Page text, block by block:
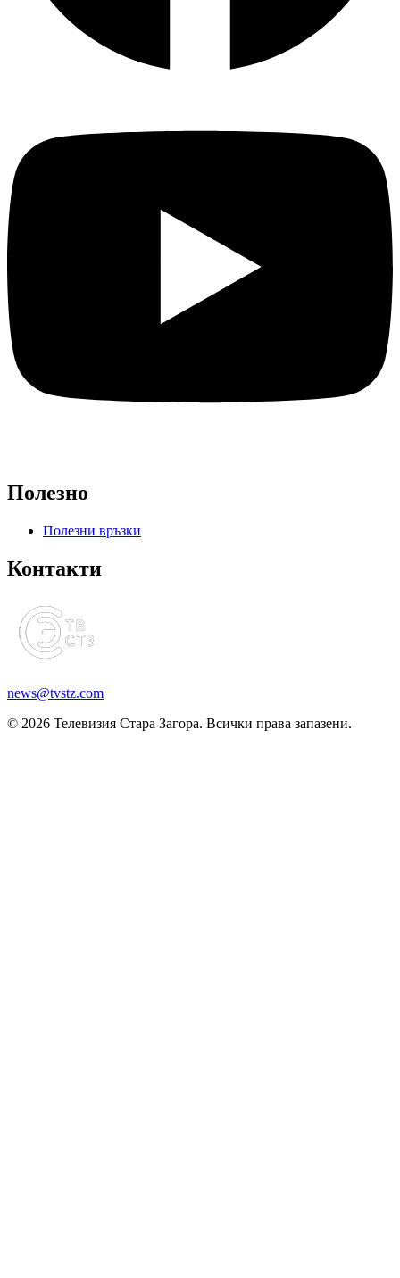
Полезно
Полезни връзки
Контакти
news@tvstz.com
© 2026 Телевизия Стара Загора. Всички права запазени.